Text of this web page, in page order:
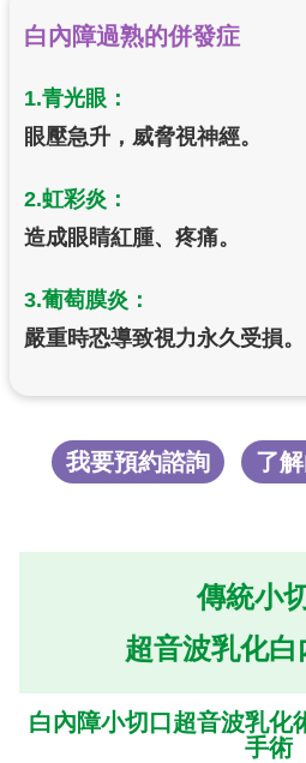
白內障過熟的併發症
1.青光眼：
眼壓急升，威脅視神經。
2.虹彩炎：
造成眼睛紅腫、疼痛。
3.葡萄膜炎：
嚴重時恐導致視力永久受損。
我要預約諮詢 了
傳統小
超音波乳化
白內障小切口超音波乳化
手術